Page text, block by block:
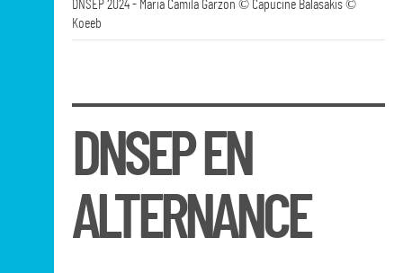
DNSEP 2024 - Maria Camila Garzon © Capucine Balasakis ©
Koeeb
DNSEP EN
ALTERNANCE